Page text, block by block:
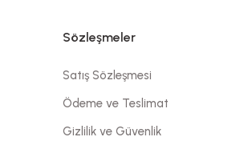
Sözleşmeler
Satış Sözleşmesi
Ödeme ve Teslimat
Gizlilik ve Güvenlik